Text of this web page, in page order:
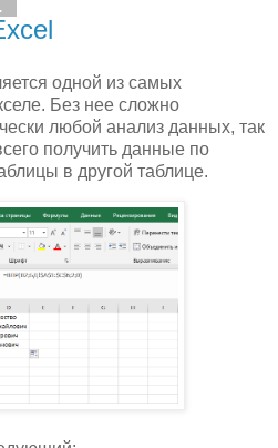
одной из самых
Без нее сложно
любой анализ данных, так
получить данные по
в другой таблице.